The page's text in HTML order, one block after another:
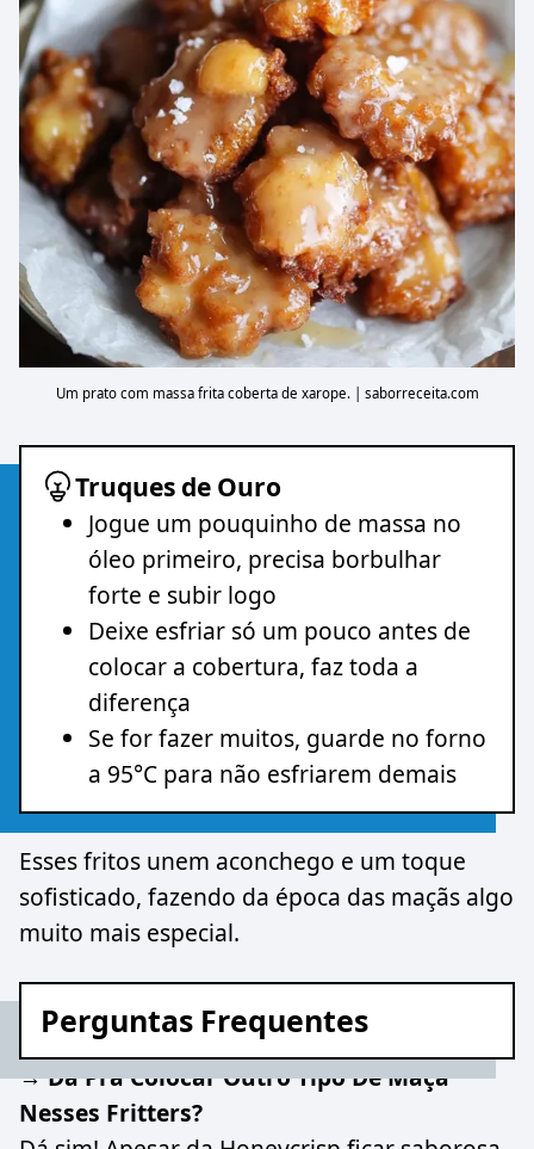
Um prato com massa frita coberta de xarope. | saborreceita.com
Truques de Ouro
Jogue um pouquinho de massa no
óleo primeiro, precisa borbulhar
forte e subir logo
Deixe esfriar só um pouco antes de
colocar a cobertura, faz toda a
diferença
Se for fazer muitos, guarde no forno
a 95°C para não esfriarem demais
Esses fritos unem aconchego e um toque
sofisticado, fazendo da época das maçãs algo
muito mais especial.
Perguntas Frequentes
→ Dá Pra Colocar Outro Tipo De Maçã
Nesses Fritters?